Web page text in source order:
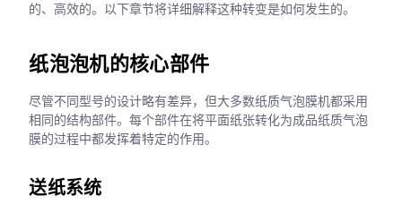
的、高效的。以下章节将详细解释这种转变是如何发生的。
纸泡泡机的核心部件
尽管不同型号的设计略有差异，但大多数纸质气泡膜机都采用
相同的结构部件。每个部件在将平面纸张转化为成品纸质气泡
膜的过程中都发挥着特定的作用。
送纸系统